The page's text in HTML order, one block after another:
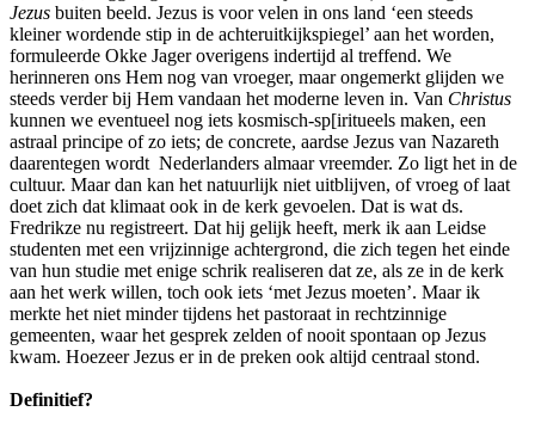
Jezus buiten beeld. Jezus is voor velen in ons land ‘een steeds
kleiner wordende stip in de achteruitkijkspiegel’ aan het worden,
formuleerde Okke Jager overigens indertijd al treffend. We
herinneren ons Hem nog van vroeger, maar ongemerkt glijden we
steeds verder bij Hem vandaan het moderne leven in. Van Christus
kunnen we eventueel nog iets kosmisch-sp[iritueels maken, een
astraal principe of zo iets; de concrete, aardse Jezus van Nazareth
daarentegen wordt Nederlanders almaar vreemder. Zo ligt het in de
cultuur. Maar dan kan het natuurlijk niet uitblijven, of vroeg of laat
doet zich dat klimaat ook in de kerk gevoelen. Dat is wat ds.
Fredrikze nu registreert. Dat hij gelijk heeft, merk ik aan Leidse
studenten met een vrijzinnige achtergrond, die zich tegen het einde
van hun studie met enige schrik realiseren dat ze, als ze in de kerk
aan het werk willen, toch ook iets ‘met Jezus moeten’. Maar ik
merkte het niet minder tijdens het pastoraat in rechtzinnige
gemeenten, waar het gesprek zelden of nooit spontaan op Jezus
kwam. Hoezeer Jezus er in de preken ook altijd centraal stond.
Definitief?